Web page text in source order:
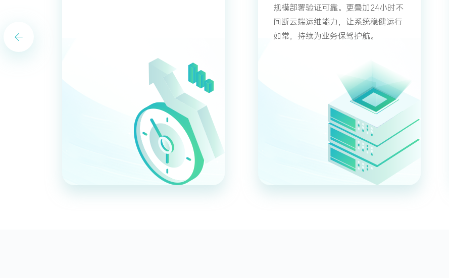
规模部署验证可靠。更叠加24小时不
间断云端运维能力，让系统稳健运行
如常，持续为业务保驾护航。